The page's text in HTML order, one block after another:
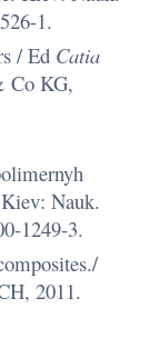
1.
/ Ed Catia
Co KG,
Nauk.
1249-3.
2011.